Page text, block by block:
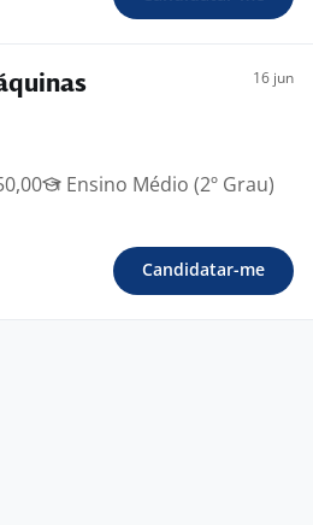
16 jun
Ensino Médio (2º Grau)
Candidatar-me